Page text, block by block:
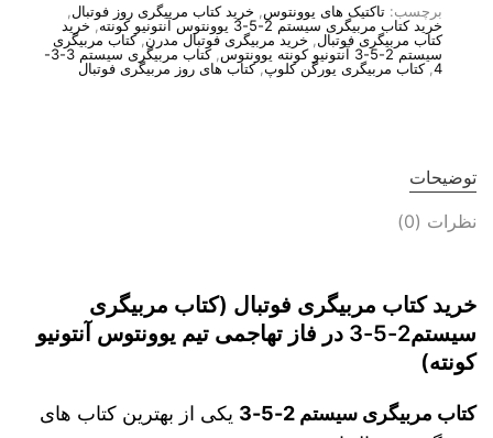
برچسب:تاکتیک های یوونتوس خرید کتاب مربیگری روز فوتبال
خرید کتاب مربیگری سیستم 2-5-3 یوونتوس آنتونیو کونته
, خرید
کتاب مربیگری فوتبال
خرید مربیگری فوتبال مدرن ,کتاب مربیگری
سیستم 2-5-3 آنتونیو کونته یوونتوس
,
کتاب مربیگری سیستم 3-3-
4
,کتاب مربیگری یورگن کلوپ,کتاب های روز مربیگری فوتبال
توضیحات
نظرات (0)
خرید کتاب مربیگری فوتبال (کتاب مربیگری
سیستم2-5-3 در فاز تهاجمی تیم یوونتوس آنتونیو
کونته)
کتاب مربیگری سیستم 2-5-3
یکی از بهترین کتاب های